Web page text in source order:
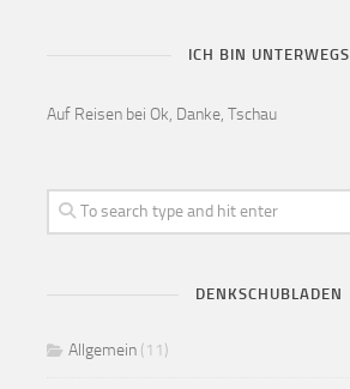
ICH BIN UNTERWEGS
Auf Reisen bei Ok, Danke, Tschau
DENKSCHUBLADEN
Allgemein (11)